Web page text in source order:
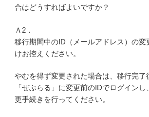
合はどうすればよいですか？
Ａ2．
移行期間中のID（メールアドレス）の変
けお控えください。
やむを得ず変更された場合は、移行完了
「ぜぶらる」に変更前のIDでログイン
更手続きを行ってください。